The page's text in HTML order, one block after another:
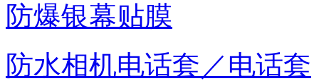
防爆银幕贴膜
防水相机电话套／电话套